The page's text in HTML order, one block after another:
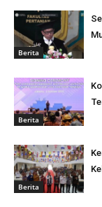
Berita
Berita
Berita